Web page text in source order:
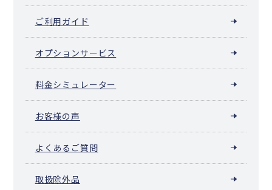
ご利用ガイド
オプションサービス
料金シミュレーター
お客様の声
よくあるご質問
取扱除外品